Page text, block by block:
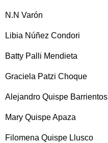
N.N Varón
Libia Núñez Condori
Batty Palli Mendieta
Graciela Patzi Choque
Alejandro Quispe Barrientos
Mary Quispe Apaza
Filomena Quispe Llusco